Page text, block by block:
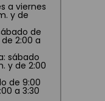
a viernes
y de
de
2:00 a
sábado
y de 2:00
de 9:00
a 3:30